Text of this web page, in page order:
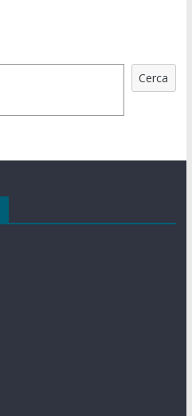
Cerca